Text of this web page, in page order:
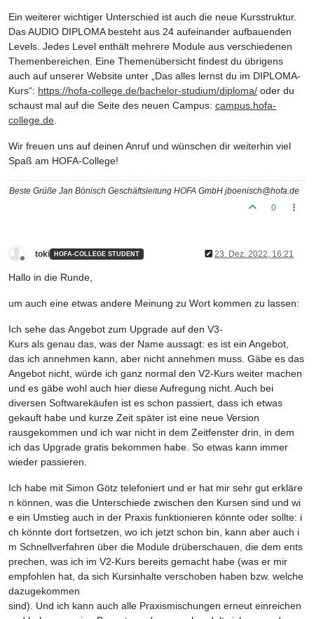
Ein weiterer wichtiger Unterschied ist auch die neue Kursstruktur.
Das AUDIO DIPLOMA besteht aus 24 aufeinander aufbauenden
Levels. Jedes Level enthält mehrere Module aus verschiedenen
Themenbereichen. Eine Themenübersicht findest du übrigens
auch auf unserer Website unter „Das alles lernst du im DIPLOMA-
Kurs“: https://hofa-college.de/bachelor-studium/diploma/ oder du
schaust mal auf die Seite des neuen Campus: campus.hofa-
college.de
Wir freuen uns auf deinen Anruf und wünschen dir weiterhin viel
Spaß am HOFA-College!
Beste Grüße Jan Bönisch Geschäftsleitung HOFA GmbH jboenisch@hofa.de
0
toki HOFA-COLLEGE STUDENT 23. Dez. 2022, 16:21
Hallo in die Runde,
um auch eine etwas andere Meinung zu Wort kommen zu lassen:
Ich sehe das Angebot zum Upgrade auf den V3-
Kurs als genau das, was der Name aussagt: es ist ein Angebot,
das ich annehmen kann, aber nicht annehmen muss. Gäbe es das
Angebot nicht, würde ich ganz normal den V2-Kurs weiter machen
und es gäbe wohl auch hier diese Aufregung nicht. Auch bei
diversen Softwarekäufen ist es schon passiert, dass ich etwas
gekauft habe und kurze Zeit später ist eine neue Version
rausgekommen und ich war nicht in dem Zeitfenster drin, in dem
ich das Upgrade gratis bekommen habe. So etwas kann immer
wieder passieren.
Ich habe mit Simon Götz telefoniert und er hat mir sehr gut erkläre
n können, was die Unterschiede zwischen den Kursen sind und wi
e ein Umstieg auch in der Praxis funktionieren könnte oder sollte: i
ch könnte dort fortsetzen, wo ich jetzt schon bin, kann aber auch i
m Schnellverfahren über die Module drüberschauen, die dem ents
prechen, was ich im V2-Kurs bereits gemacht habe (was er mir
empfohlen hat, da sich Kursinhalte verschoben haben bzw. welche
dazugekommen
sind). Und ich kann auch alle Praxismischungen erneut einreichen